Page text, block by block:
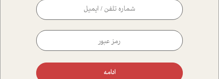
ادامه